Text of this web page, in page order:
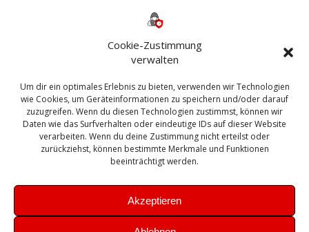
Cookie-Zustimmung
verwalten
Um dir ein optimales Erlebnis zu bieten, verwenden wir Technologien
wie Cookies, um Geräteinformationen zu speichern und/oder darauf
zuzugreifen. Wenn du diesen Technologien zustimmst, können wir
Daten wie das Surfverhalten oder eindeutige IDs auf dieser Website
verarbeiten. Wenn du deine Zustimmung nicht erteilst oder
zurückziehst, können bestimmte Merkmale und Funktionen
beeinträchtigt werden.
Akzeptieren
Bautagebuch
Exchange firewall Fritzbox
Microsoft
Sanierung SBS Security Server Sicherheit
Sicherung SIEM Sophos SSL Ubuntu
Update Upgrade UTM VCenter VCSA Veeam
VMWare VPN WAZUH Windows
Zertifikat